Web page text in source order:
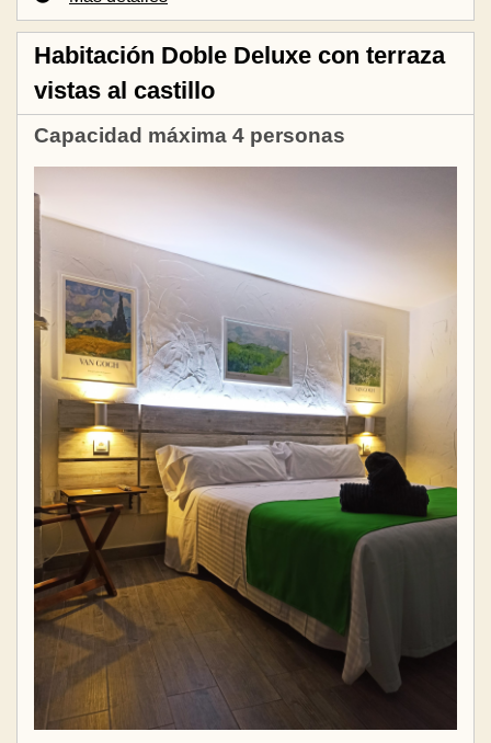
Habitación Doble Deluxe con terraza
vistas al castillo
Capacidad máxima 4 personas